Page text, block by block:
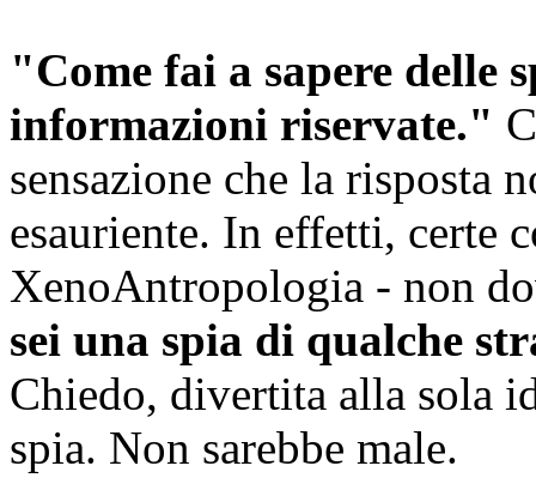
"Come fai a sapere delle
informazioni riservate."
sensazione che la risposta
esauriente. In effetti, certe
XenoAntropologia - non
sei una spia di qualche
Chiedo, divertita alla sola
spia. Non sarebbe male.